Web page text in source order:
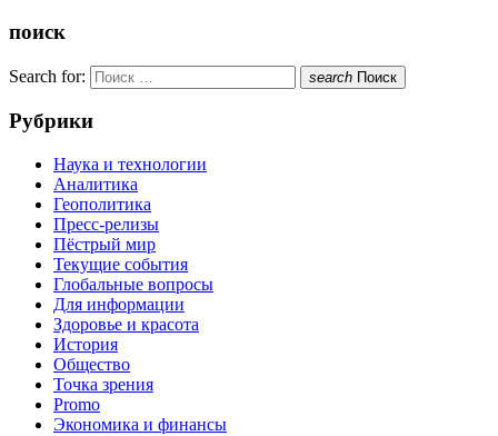
поиск
Search for: search Поиск
Рубрики
Наука и технологии
Аналитика
Геополитика
Пресс-релизы
Пёстрый мир
Текущие события
Глобальные вопросы
Для информации
Здоровье и красота
История
Общество
Точка зрения
Promo
Экономика и финансы